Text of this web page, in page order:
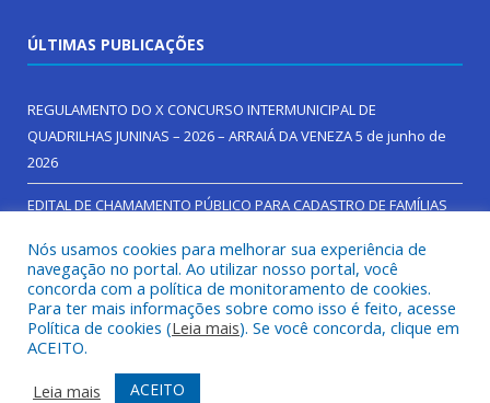
ÚLTIMAS PUBLICAÇÕES
REGULAMENTO DO X CONCURSO INTERMUNICIPAL DE
QUADRILHAS JUNINAS – 2026 – ARRAIÁ DA VENEZA5 de junho de
2026
EDITAL DE CHAMAMENTO PÚBLICO PARA CADASTRO DE FAMÍLIAS
maio de 2026
CHAMAMENTO PÚBLICO Nº 002/2026 – PREMIAÇÃO PARA AGENTES
CULTURAIS RIBEIRINHOS COM RECURSOS DA POLÍTICA NACIONAL
ALDIR BLANC DE FOMENTO Á CULTURA – PNAB (LEI Nº 14.399/2022)
30 de abril de 2026
Nós usamos cookies para melhorar sua experiência de
navegação no portal. Ao utilizar nosso portal, você
concorda com a política de monitoramento de cookies.
Para ter mais informações sobre como isso é feito, acesse
Política de cookies (Leia mais). Se você concorda, clique em
ACEITO.
Leia mais
ACEITO